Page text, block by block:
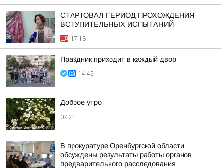
СТАРТОВАЛ ПЕРИОД ПРОХОЖДЕНИЯ
ВСТУПИТЕЛЬНЫХ ИСПЫТАНИЙ
17:13
Праздник приходит в каждый двор
14:45
Доброе утро
07:21
В прокуратуре Оренбургской области
обсуждены результаты работы органов
предварительного расследования